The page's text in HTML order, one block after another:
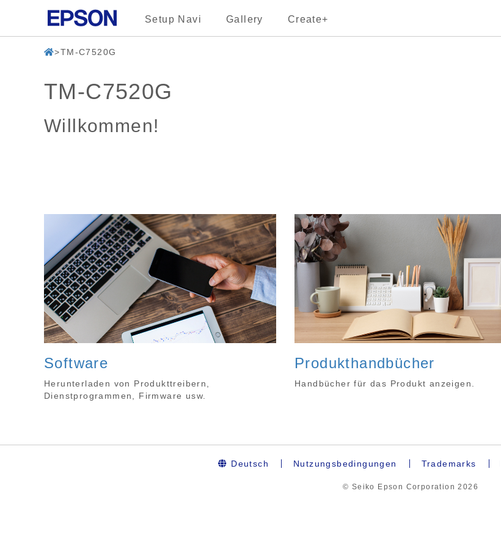
Setup Navi Gallery Create+
TM-C7520G
TM-C7520G
Willkommen!
Software
Herunterladen von Produkttreibern,
Dienstprogrammen, Firmware usw.
Produkthandbücher
Handbücher für das Produkt anzeigen.
Deutsch Nutzungsbedingungen Trademarks
© Seiko Epson Corporation2026